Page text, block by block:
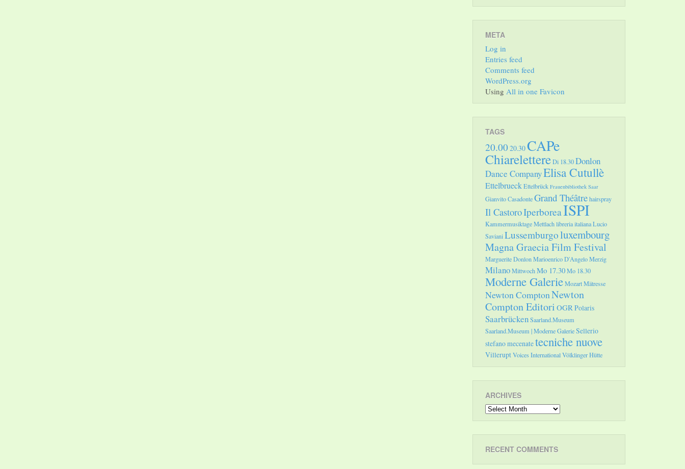
META
Log in
Entries feed
Comments feed
WordPress.org
Using All in one Favicon
TAGS
20.00 20.30CAPe
ChiarelettereDi 18.30Donlon
Dance CompanyElisa Cutullè
EttelbrueckEttelbrück Frauenbibliothek Saar
Gianvito CasadonteGrand Théâtrehairspray
Il CastoroIperboreaISPI
Kammermusiktage Mettlachlibreria italianaLucio
SavianiLussemburgoluxembourg
Magna Graecia Film Festival
Marguerite DonlonMarioenrico D'AngeloMerzig
MilanoMittwochMo 17.30Mo 18.30
Moderne GalerieMozartMätresse
Newton ComptonNewton
Compton Editori OGRPolaris
SaarbrückenSaarland.Museum
Saarland.Museum | Moderne GalerieSellerio
stefano mecenatetecniche nuove
VilleruptVoices InternationalVölklinger Hütte
ARCHIVES
Archives
RECENT COMMENTS